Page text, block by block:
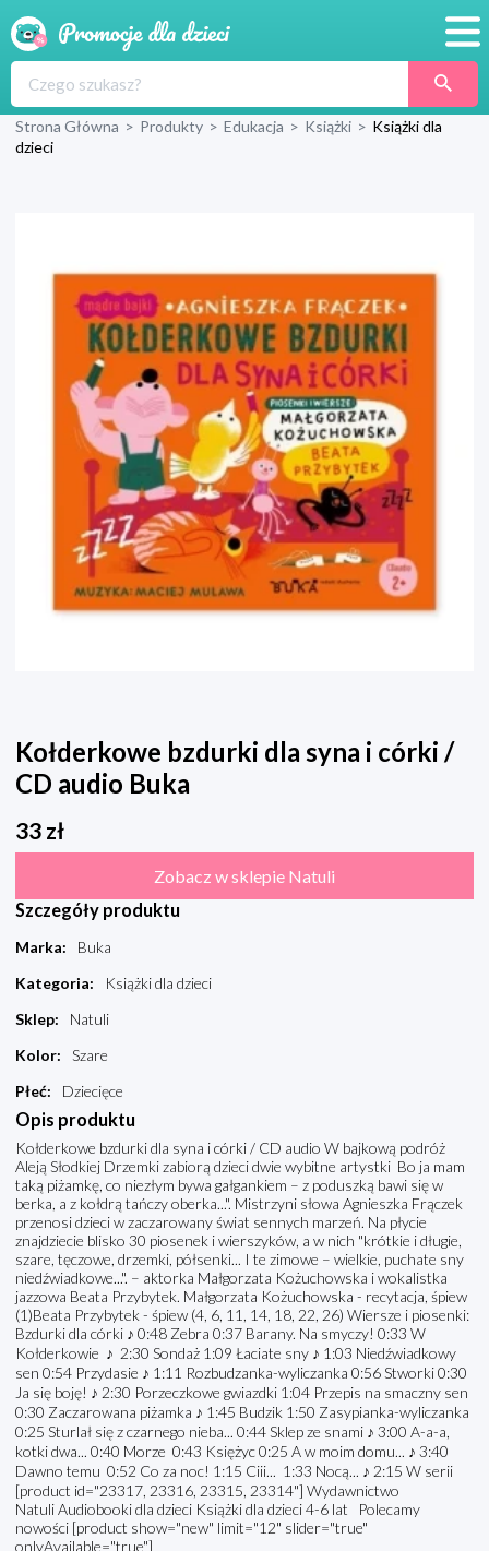
Produkty
Wyprawka
Strona Główna > Produkty > Edukacja > Książki > Książki dla
dzieci
Kołderkowe bzdurki dla syna i córki /
CD audio Buka
33 zł
Zobacz w sklepie Natuli
Szczegóły produktu
Marka:
Buka
Kategoria:
Książki dla dzieci
Sklep:
Natuli
Kolor:
Szare
Płeć: Dziecięce
Opis produktu
Kołderkowe bzdurki dla syna i córki / CD audio W bajkową podróż
Aleją Słodkiej Drzemki zabiorą dzieci dwie wybitne artystki Bo ja mam
taką piżamkę, co niezłym bywa gałgankiem – z poduszką bawi się w
berka, a z kołdrą tańczy oberka...". Mistrzyni słowa Agnieszka Frączek
przenosi dzieci w zaczarowany świat sennych marzeń. Na płycie
znajdziecie blisko 30 piosenek i wierszyków, a w nich "krótkie i długie,
szare, tęczowe, drzemki, półsenki... I te zimowe – wielkie, puchate sny
niedźwiadkowe...". – aktorka Małgorzata Kożuchowska i wokalistka
jazzowa Beata Przybytek. Małgorzata Kożuchowska - recytacja, śpiew
(1)Beata Przybytek - śpiew (4, 6, 11, 14, 18, 22, 26) Wiersze i piosenki:
Bzdurki dla córki ♪ 0:48 Zebra 0:37 Barany. Na smyczy! 0:33 W
Kołderkowie ♪ 2:30 Sondaż 1:09 Łaciate sny ♪ 1:03 Niedźwiadkowy
sen 0:54 Przydasie ♪ 1:11 Rozbudzanka-wyliczanka 0:56 Stworki 0:30
Ja się boję! ♪ 2:30 Porzeczkowe gwiazdki 1:04 Przepis na smaczny sen
0:30 Zaczarowana piżamka ♪ 1:45 Budzik 1:50 Zasypianka-wyliczanka
0:25 Sturlał się z czarnego nieba... 0:44 Sklep ze snami ♪ 3:00 A-a-a,
kotki dwa... 0:40 Morze 0:43 Księżyc 0:25 A w moim domu... ♪ 3:40
Dawno temu 0:52 Co za noc! 1:15 Ciii... 1:33 Nocą... ♪ 2:15 W serii
[product id="23317, 23316, 23315, 23314"] Wydawnictwo
Natuli Audiobooki dla dzieci Książki dla dzieci 4-6 lat Polecamy
nowości [product show="new" limit="12" slider="true"
onlyAvailable="true"]